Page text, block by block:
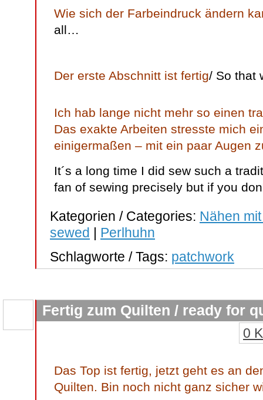
Wie sich der Farbeindruck ändern
all…
Der erste Abschnitt ist fertig/ So that
Ich hab lange nicht mehr so einen
Das exakte Arbeiten stresste mich
einigermaßen – mit ein paar Augen
It´s a long time I did sew such a
fan of sewing precisely but if you
Kategorien / Categories: Nähen
sewed | Perlhuhn
Schlagworte / Tags: patchwork
Fertig zum Quilten / ready for
0
Das Top ist fertig, jetzt geht es an
Quilten. Bin noch nicht ganz sicher